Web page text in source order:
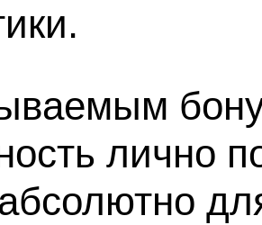
лично